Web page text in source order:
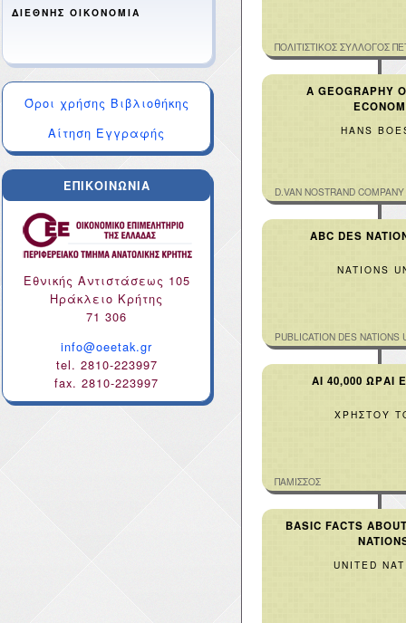
ΔΙΕΘΝΗΣ ΟΙΚΟΝΟΜΙΑ
Όροι χρήσης Βιβλιοθήκης
Αίτηση Εγγραφής
ΕΠΙΚΟΙΝΩΝΙΑ
Εθνικής Αντιστάσεως 105
Ηράκλειο Κρήτης
71 306
info@oeetak.gr
tel. 2810-223997
fax. 2810-223997
ΠΟΛΙΤΙΣΤΙΚΟΣ ΣΥΛΛΟΓΟΣ
A GEOGRAPHY
HANS
D.VAN NOSTRAND
ABC DES
NATIONS
PUBLICATION DES NATIONS
AI 40,000 ΩΡΑΙ
ΧΡΗΣΤΟΥ
ΠΑΜΙΣΣΟΣ
BASIC FACTS
UNITED